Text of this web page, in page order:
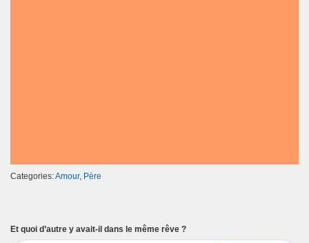
Categories:Amour, Père
Et quoi d’autre y avait-il dans le même rêve ?